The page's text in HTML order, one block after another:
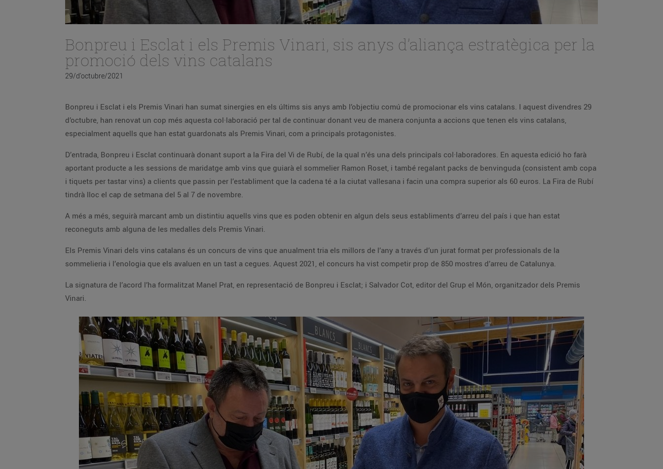
Bonpreu i Esclat i els Premis Vinari, sis anys d’aliança estratègica per la
promoció dels vins catalans
29/d’octubre/2021
Bonpreu i Esclat i els Premis Vinari han sumat sinergies en els últims sis anys amb l’objectiu comú de promocionar els vins catalans. I aquest divendres 29
d’octubre, han renovat un cop més aquesta col·laboració per tal de continuar donant veu de manera conjunta a accions que tenen els vins catalans,
especialment aquells que han estat guardonats als Premis Vinari, com a principals protagonistes.
D’entrada, Bonpreu i Esclat continuarà donant suport a la Fira del Vi de Rubí, de la qual n’és una dels principals col·laboradores. En aquesta edició ho farà
aportant producte a les sessions de maridatge amb vins que guiarà el sommelier Ramon Roset, i també regalant packs de benvinguda (consistent amb copa
i tiquets per tastar vins) a clients que passin per l’establiment que la cadena té a la ciutat vallesana i facin una compra superior als 60 euros. La Fira de Rubí
tindrà lloc el cap de setmana del 5 al 7 de novembre.
A més a més, seguirà marcant amb un distintiu aquells vins que es poden obtenir en algun dels seus establiments d’arreu del país i que han estat
reconeguts amb alguna de les medalles dels Premis Vinari.
Els Premis Vinari dels vins catalans és un concurs de vins que anualment tria els millors de l’any a través d’un jurat format per professionals de la
sommelieria i l’enologia que els avaluen en un tast a cegues. Aquest 2021, el concurs ha vist competir prop de 850 mostres d’arreu de Catalunya.
La signatura de l’acord l’ha formalitzat Manel Prat, en representació de Bonpreu i Esclat; i Salvador Cot, editor del Grup el Món, organitzador dels Premis
Vinari.